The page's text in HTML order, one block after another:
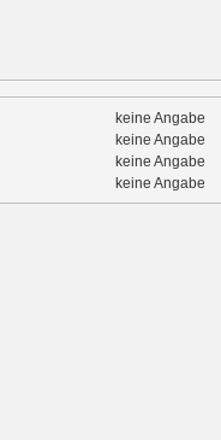
keine Angabe
keine Angabe
keine Angabe
keine Angabe